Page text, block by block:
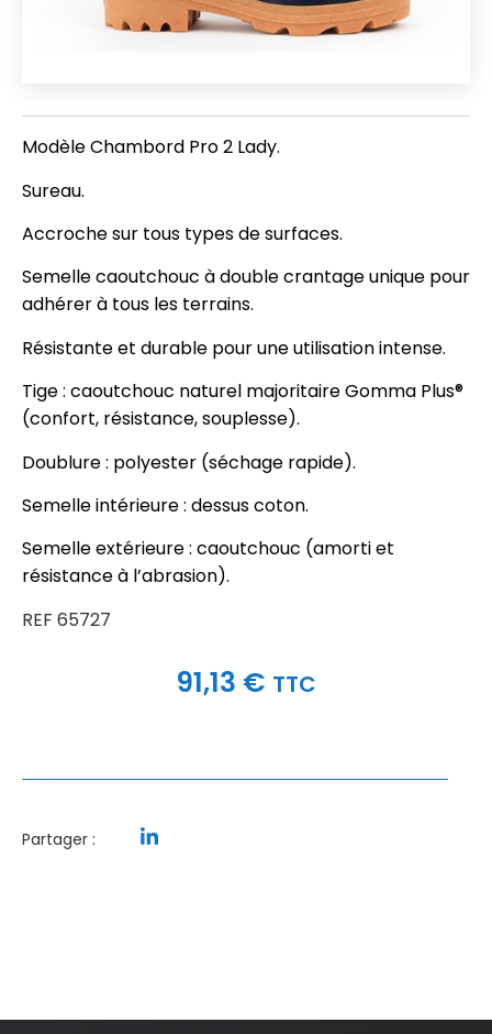
Modèle Chambord Pro 2 Lady.
Sureau.
Accroche sur tous types de surfaces.
Semelle caoutchouc à double crantage unique pour
adhérer à tous les terrains.
Résistante et durable pour une utilisation intense.
Tige : caoutchouc naturel majoritaire Gomma Plus®
(confort, résistance, souplesse).
Doublure : polyester (séchage rapide).
Semelle intérieure : dessus coton.
Semelle extérieure : caoutchouc (amorti et
résistance à l’abrasion).
REF 65727
91,13 € TTC
Partager :